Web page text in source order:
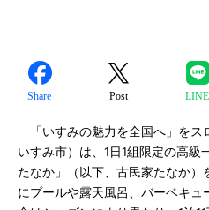
Share Post LINE
「いすみの魅力を全国へ」をス
いすみ市）は、1日1組限定の高級
たなか」（以下、古民家たなか
にプールや露天風呂、バーベキ